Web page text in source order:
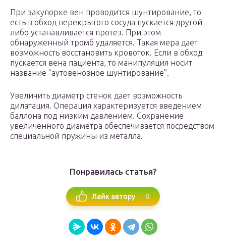
При закупорке вен проводится шунтирование, то
есть в обход перекрытого сосуда пускается другой
либо устанавливается протез. При этом
обнаруженный тромб удаляется. Такая мера дает
возможность восстановить кровоток. Если в обход
пускается вена пациента, то манипуляция носит
название “аутовенозное шунтирование”.
Увеличить диаметр стенок дает возможность
дилатация. Операция характеризуется введением
баллона под низким давлением. Сохранение
увеличенного диаметра обеспечивается посредством
специальной пружины из металла.
Понравилась статья?
Лайк автору 0